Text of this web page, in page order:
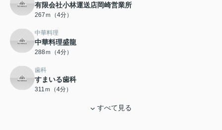
有限会社小林運送店岡崎営業所
267ｍ（4分）
中華料理
中華料理盛龍
288ｍ（4分）
歯科
すまいる歯科
311ｍ（4分）
すべて見る